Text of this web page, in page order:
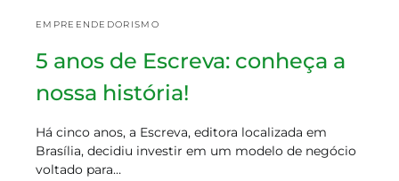
EMPREENDEDORISMO
5 anos de Escreva: conheça a
nossa história!
Há cinco anos, a Escreva, editora localizada em
Brasília, decidiu investir em um modelo de negócio
voltado para…